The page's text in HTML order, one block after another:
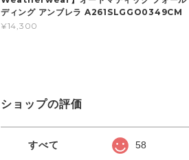
ディング アンブレラ A261SLGGO0349CM
¥14,300
ショップの評価
すべて 58